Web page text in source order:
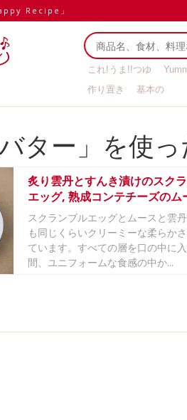
Recipe」
これ!うま!!つゆ
作り置き
基本の
バター」を使
炙り雲丹とすんき漬けのスク
エッグ, 熟成コンテチーズのム
ーヌ
スクランブルエッグとムースと雲
も同じくらいクリーミーな柔らか
ています。すべての層を口の中に
間、ユニフォームな食感の中か...